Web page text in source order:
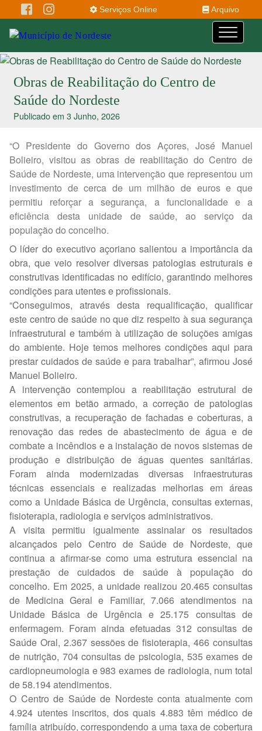
Serviços Online Arquivo
Obras de Reabilitação do Centro de
Saúde do Nordeste
Publicado em 3 Junho, 2026
“O Presidente do Governo dos Açores, José Manuel
Bolieiro, visitou as obras de reabilitação do Centro de
Saúde de Nordeste, uma intervenção que representou um
investimento de cerca de um milhão de euros e que
permitiu reforçar a segurança, a funcionalidade e a
eficiência desta unidade de saúde, ao serviço da
população do concelho.
O líder do executivo açoriano salientou a importância da
obra, que veio resolver diversas patologias estruturais e
construtivas identificadas no edifício, garantindo melhores
condições para utentes e profissionais.
“Conseguimos, através desta requalificação, qualificar
este centro de saúde no que diz respeito à sua segurança
infraestrutural e também à utilização de soluções amigas
do ambiente. Hoje temos melhores condições aqui para
prestar cuidados de saúde e para trabalhar”, afirmou José
Manuel Bolieiro.
A intervenção contemplou a reabilitação estrutural de
elementos em betão armado, a correção de patologias
construtivas, a recuperação de fachadas e coberturas, a
renovação das redes de abastecimento de água e de
combate a incêndios e a instalação de novos sistemas de
produção e distribuição de águas quentes sanitárias.
Foram ainda modernizadas diversas infraestruturas
técnicas essenciais e realizadas melhorias em áreas
como a Unidade Básica de Urgência, consultas externas,
fisioterapia, radiologia e serviços administrativos.
A visita permitiu igualmente assinalar os resultados
alcançados pelo Centro de Saúde de Nordeste, que
continua a afirmar-se como uma estrutura essencial na
prestação de cuidados de saúde à população do
concelho. Em 2025, a unidade realizou 20.465 consultas
de Medicina Geral e Familiar, 7.066 atendimentos na
Unidade Básica de Urgência e 25.175 consultas de
enfermagem. Foram ainda efetuadas 312 consultas de
Saúde Oral, 2.367 sessões de fisioterapia, 466 consultas
de nutrição, 704 consultas de psicologia, 535 exames de
cardiopneumologia e 983 exames de radiologia, num total
de 58.194 atendimentos.
O Centro de Saúde de Nordeste conta atualmente com
4.924 utentes inscritos, dos quais 4.883 têm médico de
família atribuído, correspondendo a uma taxa de cobertura